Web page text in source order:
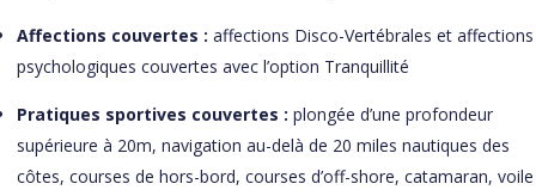
Affections couvertes : affections Disco-Vertébrales et affections
psychologiques couvertes avec l’option Tranquillité
Pratiques sportives couvertes : plongée d’une profondeur
supérieure à 20m, navigation au-delà de 20 miles nautiques des
côtes, courses de hors-bord, courses d’off-shore, catamaran, voile